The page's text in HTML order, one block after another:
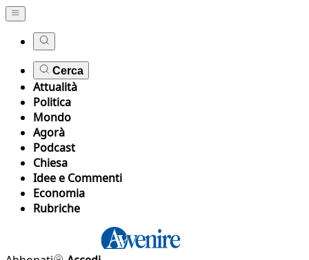
Cerca
Attualità
Politica
Mondo
Agorà
Podcast
Chiesa
Idee e Commenti
Economia
Rubriche